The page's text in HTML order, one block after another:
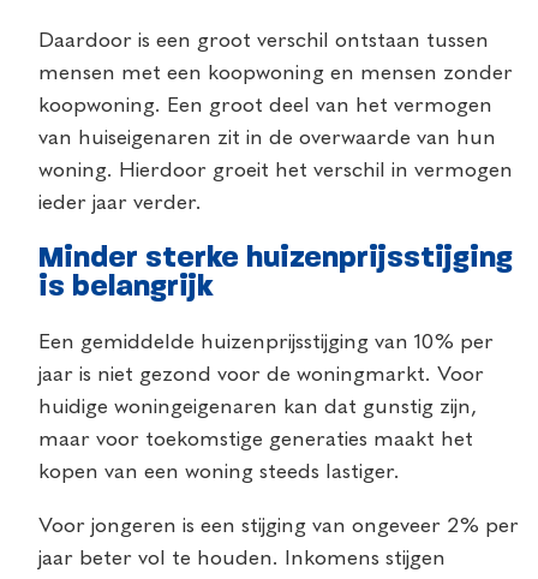
Daardoor is een groot verschil ontstaan tussen
mensen met een koopwoning en mensen zonder
koopwoning. Een groot deel van het vermogen
van huiseigenaren zit in de overwaarde van hun
woning. Hierdoor groeit het verschil in vermogen
ieder jaar verder.
Minder sterke huizenprijsstijging
is belangrijk
Een gemiddelde huizenprijsstijging van 10% per
jaar is niet gezond voor de woningmarkt. Voor
huidige woningeigenaren kan dat gunstig zijn,
maar voor toekomstige generaties maakt het
kopen van een woning steeds lastiger.
Voor jongeren is een stijging van ongeveer 2% per
jaar beter vol te houden. Inkomens stijgen